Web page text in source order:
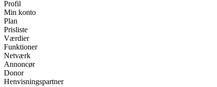
Profil
Min konto
Plan
Prisliste
Værdier
Funktioner
Netværk
Annoncør
Donor
Henvisningspartner